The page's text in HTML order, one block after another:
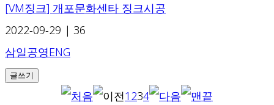
[VM징크] 개포문화센타 징크시공
2022-09-29 | 36
삼일공영ENG
글쓰기
1 234